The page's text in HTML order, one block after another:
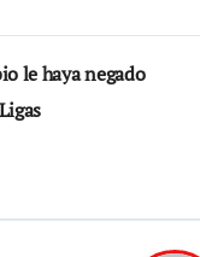
le haya negado